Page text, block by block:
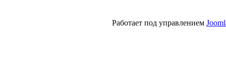
Работает под управлением